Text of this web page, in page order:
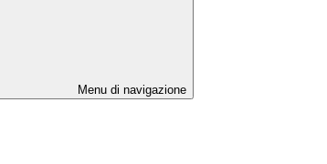
Menu di navigazione